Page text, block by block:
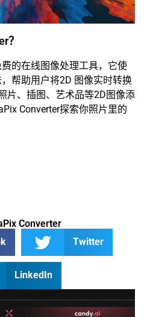
？
的在线图像处理工具，它使
帮助用户将2D 图像实时转换
片、插图、艺术品等2D图像添
Converter探索你照片里的
Converter
Twitter
LinkedIn